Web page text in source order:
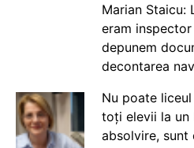
Marian Staicu:
eram
depunem
decontarea
Nu poate
toți elevii la un
absolvire, sunt